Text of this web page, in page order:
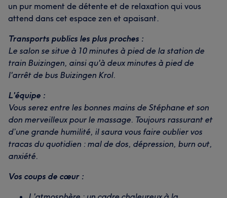
un pur moment de détente et de relaxation qui vous
attend dans cet espace zen et apaisant.
Transports publics les plus proches :
Le salon se situe à 10 minutes à pied de la station de
train Buizingen, ainsi qu'à deux minutes à pied de
l'arrêt de bus Buizingen Krol.
L'équipe :
Vous serez entre les bonnes mains de Stéphane et son
don merveilleux pour le massage. Toujours rassurant et
d’une grande humilité, il saura vous faire oublier vos
tracas du quotidien : mal de dos, dépression, burn out,
anxiété.
Vos coups de cœur :